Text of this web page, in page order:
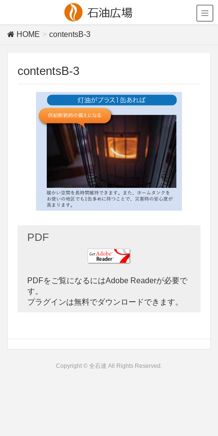
HOME contentsB-3
contentsB-3
PDF
PDFをご覧になるにはAdobe Readerが必要で
す。
プラグインは無料でダウンロードできます。
Copyright © 全石連 All Rights Reserved.